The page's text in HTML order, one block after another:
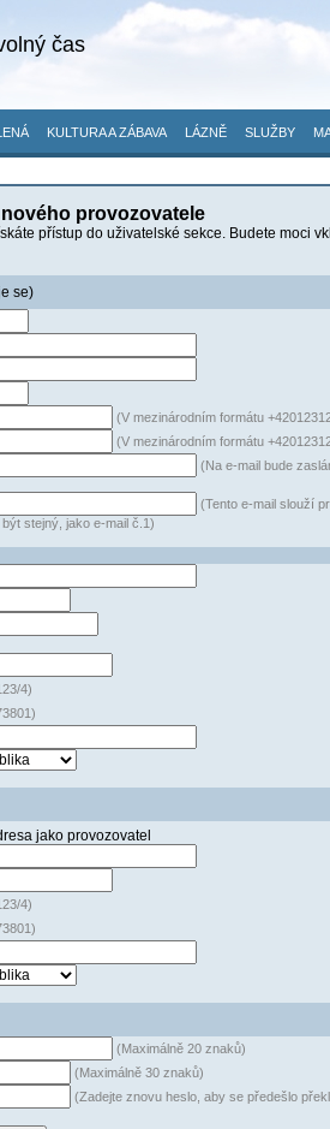
čas
KULTURA A ZÁBAVA LÁZNĚ SLUŽBY
provozovatele
přístup do uživatelské sekce. Budete moci
se)
(V mezinárodním formátu
(V mezinárodním formátu
(Na e-mail bude
(Tento e-mail slouží
stejný, jako e-mail č.1)
4)
jako provozovatel
4)
(Maximálně 20 znaků)
(Maximálně 30 znaků)
(Zadejte znovu heslo, aby se předešlo